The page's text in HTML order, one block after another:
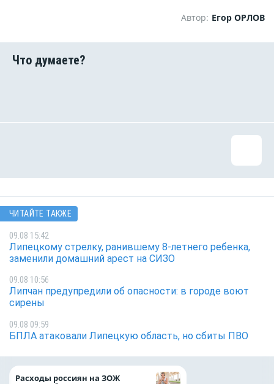
Автор: Егор ОРЛОВ
ЧИТАЙТЕ ТАКЖЕ
09.08 15:42
Липецкому стрелку, ранившему 8-летнего ребенка,
заменили домашний арест на СИЗО
09.08 10:56
Липчан предупредили об опасности: в городе воют
сирены
09.08 09:59
БПЛА атаковали Липецкую область, но сбиты ПВО
Расходы россиян на ЗОЖ